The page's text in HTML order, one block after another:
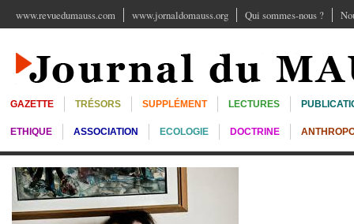
www.revuedumauss.com www.jornaldomauss.org Qui sommes-nous ?
GAZETTE TRÉSORS SUPPLÉMENT LECTURES
ETHIQUE ASSOCIATION ECOLOGIE DOCTRINE